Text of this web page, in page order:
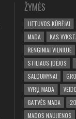
ŽYMĖS
LIETUVOS KŪRĖJAI
MADA
KAS
RENGINIAI VILNIUJE
STILIAUS ĮDĖJOS
SALDUMYNAI
VYRŲ MADA
GATVĖS MADA
MADOS NAUJIENOS